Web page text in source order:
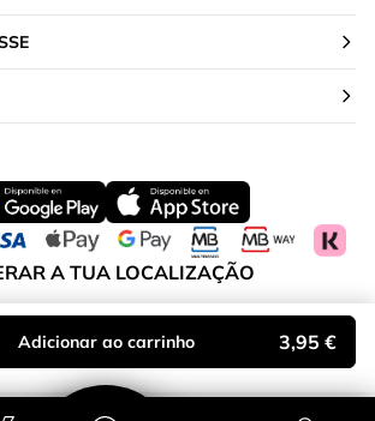
Adicionar ao carrinho 3,95 €
A TUA LOCALIZAÇÃO